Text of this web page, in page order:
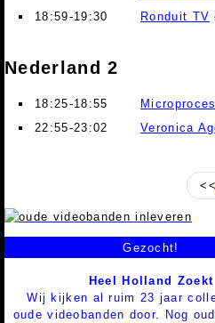
18:59-19:30
Ronduit TV
Nederland 2
18:25-18:55
22:55-23:02
Veronica
<<
Gezocht!
Heel Holland Zoekt
Wij kijken al ruim 23 jaar
oude videobanden door. Nog